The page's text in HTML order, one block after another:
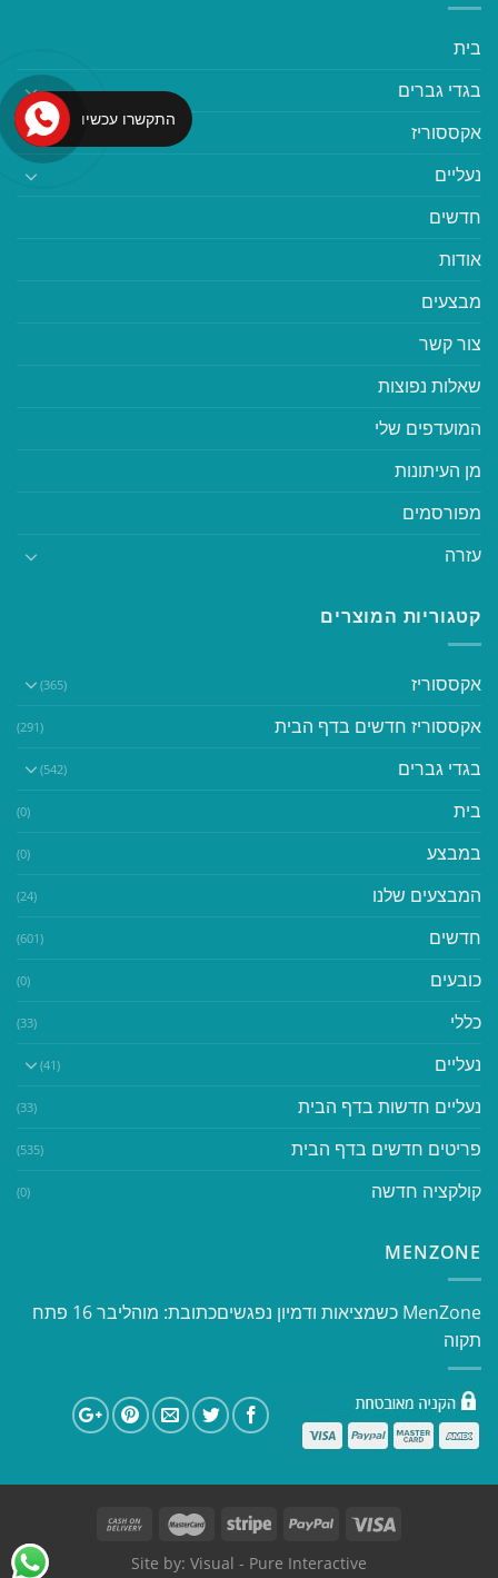
בית
בגדי גברים
אקססוריז
נעליים
חדשים
אודות
מבצעים
צור קשר
שאלות נפוצות
המועדפים שלי
מן העיתונות
מפורסמים
עזרה
קטגוריות המוצרים
אקססוריז (365)
אקססוריז חדשים בדף הבית (291)
בגדי גברים (542)
בית (0)
במבצע (0)
המבצעים שלנו (24)
חדשים (601)
כובעים (0)
כללי (33)
נעליים (41)
נעליים חדשות בדף הבית (33)
פריטים חדשים בדף הבית (535)
קולקציה חדשה (0)
MENZONE
​​MenZone כשמציאות ודמיון נפגשים​ כתובת: מוהליבר 16 פתח
תקוה
Site by: Visual - Pure Interactive
התקשרו עכשיו